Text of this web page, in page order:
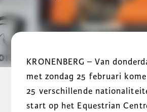
KRONENBERG – Van
met zondag 25 februari
25 verschillende
start op het Equestrian